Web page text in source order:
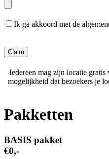
Ik ga akkoord met de
Iedereen mag zijn locatie
mogelijkheid dat bezoekers je
Pakketten
BASIS pakket
€0,-